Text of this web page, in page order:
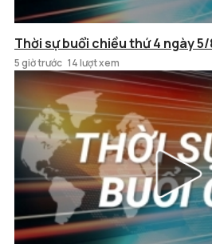
Thời sự buổi chiều thứ 4 ngày
5 giờ trước 14 lượt xem